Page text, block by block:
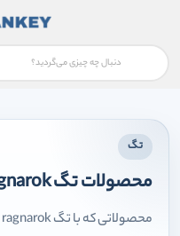
تگ
محصولات تگ ragnarok